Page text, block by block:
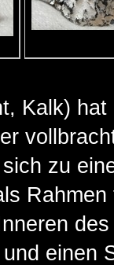
Kalk)
zu
einen